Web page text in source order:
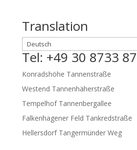
Translation
Tel: +49 30 8733
Konradshöhe Tannenstraße
Westend Tannenhäherstraße
Tempelhof Tannenbergallee
Falkenhagener Feld Tankredstraße
Hellersdorf Tangermünder Weg